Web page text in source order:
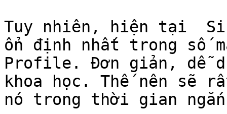
Tuy nhiên, hiện tại
ổn định nhất trong số
Profile. Đơn giản, dễ
khoa học. Thế nên sẽ
nó trong thời gian